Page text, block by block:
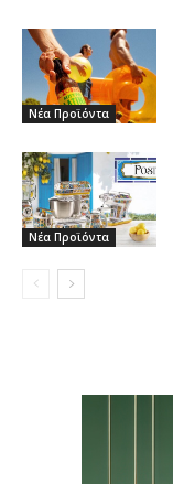
Νέα Προϊόντα
Νέα Προϊόντα